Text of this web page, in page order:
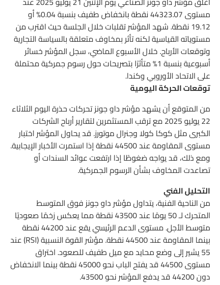
مستوى 44323.07 نقطة بانخفاض طفيف بنسبة 0.04% أو
19.12 نقطة. شهد المؤشر تقلبات خلال الجلسة حيث اقترب من
مستوياته القياسية لكنه تأثر بمخاوف متعلقة بالسياسة التجارية
وتوقعات الأرباح. خلال الأسبوع الماضي، سجل المؤشر خسائر
أسبوعية بنسبة 1% متأثرًا بتصريحات حول رسوم جمركية محتملة
على الاتحاد الأوروبي وكندا.
توقعات الحركة اليومية
من المتوقع أن يشهد مؤشر داو جونز تحركات حذرة اليوم الثلاثاء
22 يوليو 2025 مع ترقب المستثمرين لتقارير أرباح الشركات
الكبرى مثل كوكا كولا وجنرال موتورز. قد يحاول المؤشر اختبار
مستوى المقاومة عند 44500 نقطة إذا استمرت الأخبار الإيجابية.
ومع ذلك، قد يواجه ضغوطًا إذا ارتفعت عوائد السندات أو
تصاعدت المخاوف بشأن الرسوم الجمركية.
التحليل الفني
من الناحية الفنية، يتداول مؤشر داو جونز فوق المتوسط
المتحرك لـ 50 يومًا عند 43500 نقطة مما يعكس زخمًا صعوديًا
متوسط الأجل. مستوى الدعم الرئيسي يقع عند 44200 نقطة
بينما المقاومة عند 44500 نقطة. مؤشر القوة النسبية (RSI) عند
55 يشير إلى وضع محايد مع ميل طفيف للصعود. اختراق
مستوى 44500 قد يفتح الباب نحو 45000 نقطة بينما الانخفاض
دون 44200 قد يدفع المؤشر نحو 43500.